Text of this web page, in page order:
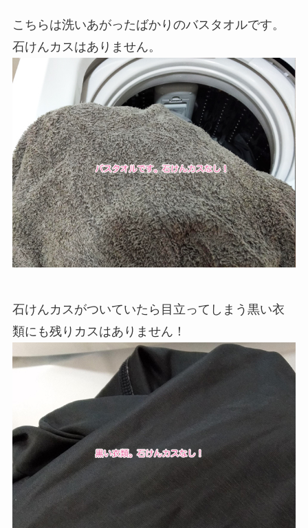
こちらは洗いあがったばかりのバスタオルです。
石けんカスはありません。
石けんカスがついていたら目立ってしまう黒い衣
類にも残りカスはありません！